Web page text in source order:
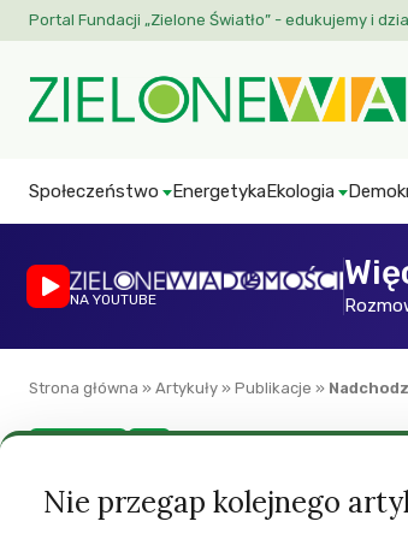
Portal Fundacji „Zielone Światło” - edukujemy i
Społeczeństwo EnergetykaEkologia
NA YOUTUBE
Strona główna » Artykuły » Publikacje »
Nadchodzi
Nie przegap kolejnego